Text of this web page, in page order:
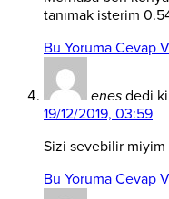
tanımak isterim
Bu Yoruma Cevap
enes dedi
19/12/2019, 03:59
Sizi sevebilir miyim
Bu Yoruma Cevap